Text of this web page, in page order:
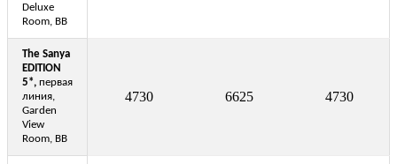
Deluxe
Room, BB
The Sanya
EDITION
5*, первая
линия,
Garden
View
Room, BB
4730 6625 4730